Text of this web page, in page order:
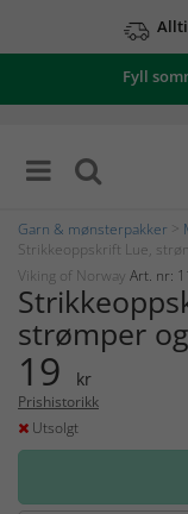
Fyll
Garn & mønsterpakker
Strikkeoppskrift Lue,
Viking of Norway Art. nr:
strømper
19 kr
Prishistorikk
Utsolgt